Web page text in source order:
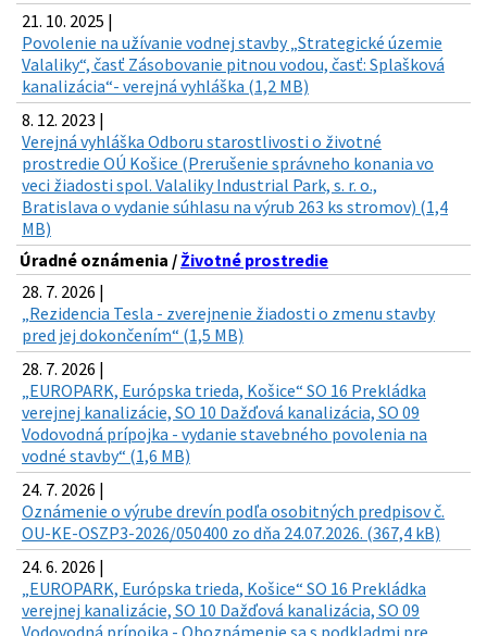
21. 10. 2025 |
Povolenie na užívanie vodnej stavby „Strategické územie
Valaliky“, časť Zásobovanie pitnou vodou, časť: Splašková
kanalizácia“- verejná vyhláška (1,2 MB)
8. 12. 2023 |
Verejná vyhláška Odboru starostlivosti o životné
prostredie OÚ Košice (Prerušenie správneho konania vo
veci žiadosti spol. Valaliky Industrial Park, s. r. o.,
Bratislava o vydanie súhlasu na výrub 263 ks stromov) (1,4
MB)
Úradné oznámenia / Životné prostredie
28. 7. 2026 |
„Rezidencia Tesla - zverejnenie žiadosti o zmenu stavby
pred jej dokončením“ (1,5 MB)
28. 7. 2026 |
„EUROPARK, Európska trieda, Košice“ SO 16 Prekládka
verejnej kanalizácie, SO 10 Dažďová kanalizácia, SO 09
Vodovodná prípojka - vydanie stavebného povolenia na
vodné stavby“ (1,6 MB)
24. 7. 2026 |
Oznámenie o výrube drevín podľa osobitných predpisov č.
OU-KE-OSZP3-2026/050400 zo dňa 24.07.2026. (367,4 kB)
24. 6. 2026 |
„EUROPARK, Európska trieda, Košice“ SO 16 Prekládka
verejnej kanalizácie, SO 10 Dažďová kanalizácia, SO 09